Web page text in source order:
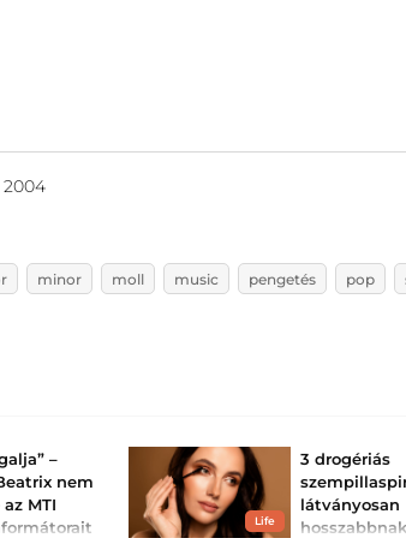
minor moll music pengetés pop
–
nem
MTI
Life
3 drogériás
látványosan
hosszabbnak